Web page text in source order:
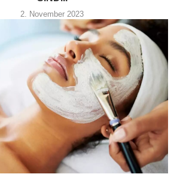
2. November 2023